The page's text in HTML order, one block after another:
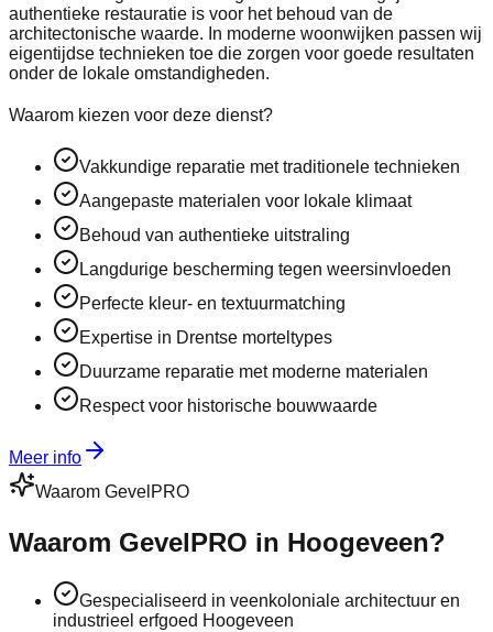
authentieke restauratie is voor het behoud van de
architectonische waarde. In moderne woonwijken passen wij
eigentijdse technieken toe die zorgen voor goede resultaten
onder de lokale omstandigheden.
Waarom kiezen voor deze dienst?
Vakkundige reparatie met traditionele technieken
Aangepaste materialen voor lokale klimaat
Behoud van authentieke uitstraling
Langdurige bescherming tegen weersinvloeden
Perfecte kleur- en textuurmatching
Expertise in Drentse morteltypes
Duurzame reparatie met moderne materialen
Respect voor historische bouwwaarde
Meer info
Waarom GevelPRO
Waarom GevelPRO in Hoogeveen?
Gespecialiseerd in veenkoloniale architectuur en
industrieel erfgoed Hoogeveen